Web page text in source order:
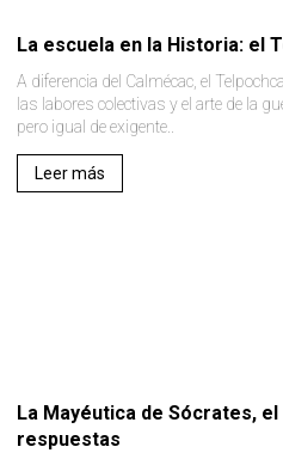
La escuela en la Historia: el
A diferencia del Calmécac, el
las labores colectivas y el arte de la
pero igual de exigente..
Leer más
La Mayéutica de Sócrates,
respuestas